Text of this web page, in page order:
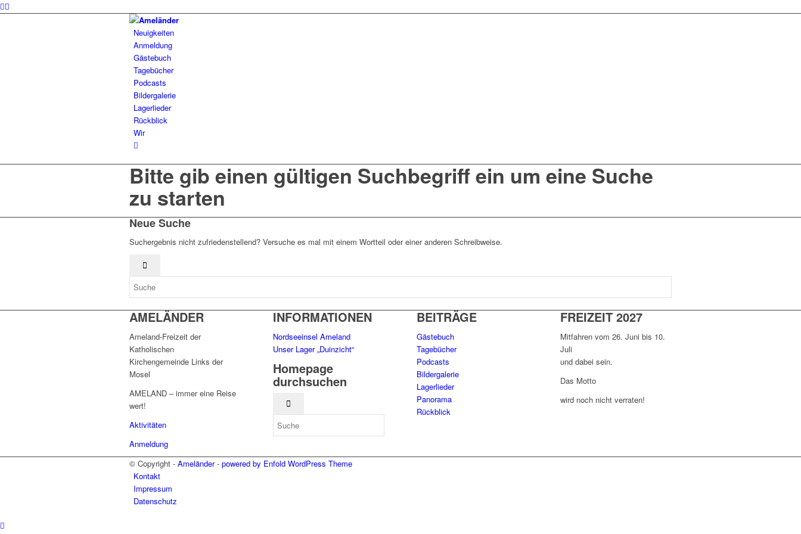
Neuigkeiten
Anmeldung
Gästebuch
Tagebücher
Podcasts
Bildergalerie
Lagerlieder
Rückblick
Wir
Bitte gib einen gültigen Suchbegriff ein um eine Suche
zu starten
Neue Suche
Suchergebnis nicht zufriedenstellend? Versuche es mal mit einem Wortteil oder einer anderen Schreibweise.
AMELÄNDER
Ameland-Freizeit der
Katholischen
Kirchengemeinde Links der
Mosel
AMELAND – immer eine Reise
wert!
Aktivitäten
Anmeldung
INFORMATIONEN
Nordseeinsel Ameland
Unser Lager „Duinzicht“
Homepage
durchsuchen
BEITRÄGE
Gästebuch
Tagebücher
Podcasts
Bildergalerie
Lagerlieder
Panorama
Rückblick
FREIZEIT 2027
Mitfahren vom 26. Juni bis 10.
Juli
und dabei sein.
Das Motto
wird noch nicht verraten!
© Copyright - Ameländer- powered by Enfold WordPress Theme
Kontakt
Impressum
Datenschutz